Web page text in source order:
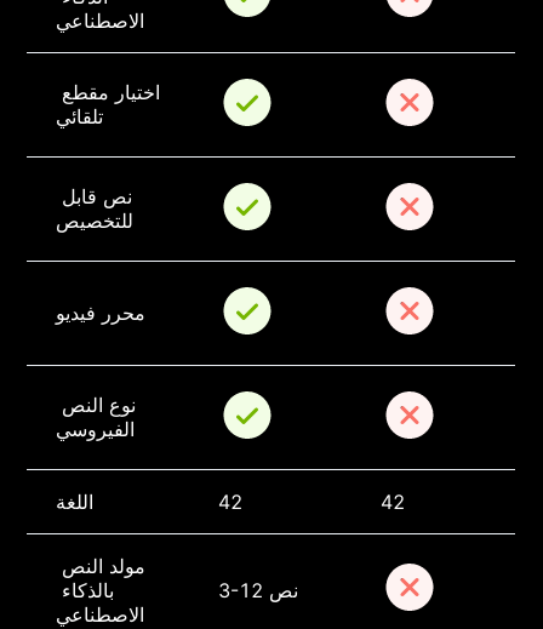
الاصطناعي
اختيار مقطع
تلقائي
نص قابل
للتخصيص
محرر فيديو
نوع النص
الفيروسي
اللغة 42 42
مولد النص
بالذكاء
الاصطناعي
3-12 نص